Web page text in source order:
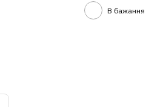
В бажання